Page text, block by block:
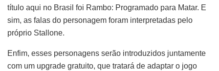
título aqui no Brasil foi Rambo: Programado para Matar. E
sim, as falas do personagem foram interpretadas pelo
próprio Stallone.
Enfim, esses personagens serão introduzidos juntamente
com um upgrade gratuito, que tratará de adaptar o jogo